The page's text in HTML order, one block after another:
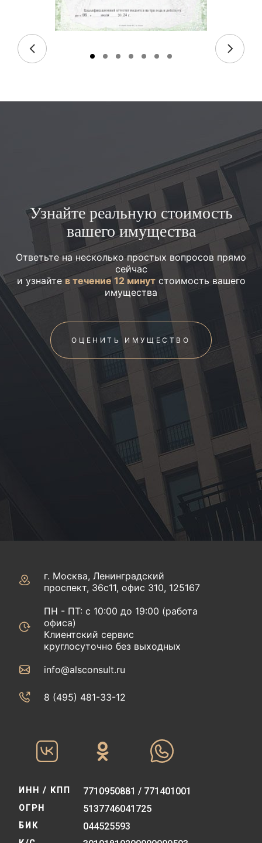
Узнайте реальную стоимость
вашего имущества
Ответьте на несколько простых вопросов прямо
сейчас
и узнайтев течение 12 минутстоимость вашего
имущества
ОЦЕНИТЬ ИМУЩЕСТВО
г. Москва, Ленинградский
проспект, 36с11, офис 310, 125167
ПН - ПТ: с 10:00 до 19:00 (работа
офиса)
Клиентский сервис
круглосуточно без выходных
info@alsconsult.ru
8 (495) 481-33-12‬‬
ИНН / КПП 7710950881 / 771401001
ОГРН 5137746041725
БИК 044525593